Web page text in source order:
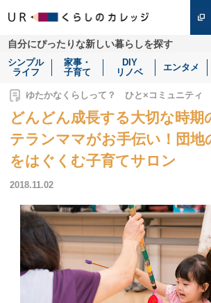
自分にぴったりな新しい暮らしを探す
シンプル
ライフ
家事・
子育て
DIY
リノベ
エンタメ
ゆたかなくらしって？ ひと×コミュニティ
どんどん成長する大切な時期
テランママがお手伝い！団地
をはぐくむ子育てサロン
2018.11.02